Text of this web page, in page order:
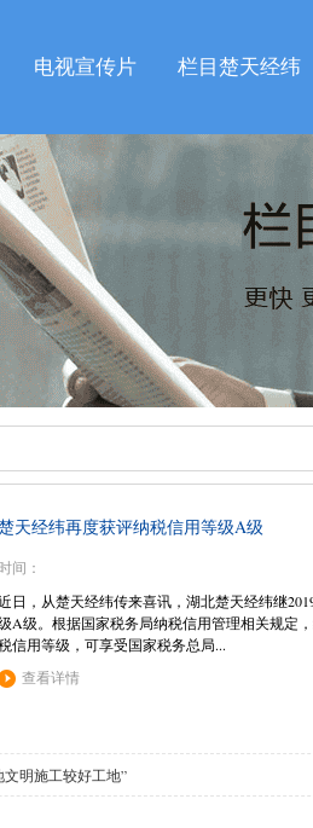
电视宣传片 栏目楚天经纬
天经纬再度获评纳税信用等级A级
时间：
日，从楚天经纬传来喜讯，湖北楚天经纬继
A级。根据国家税务局纳税信用管理相关规定
信用等级，可享受国家税务总局...
查看详情
明施工较好工地”